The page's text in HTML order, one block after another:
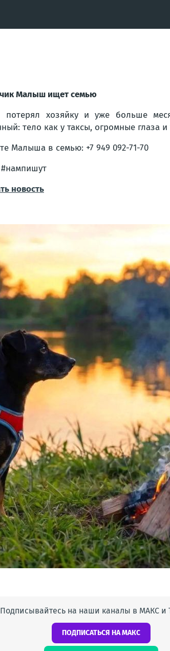
Малыш ищет семью
хозяйку и уже больше
тело как у таксы, огромные глаза
Малыша в семью: +7 949 092-71-70
#нампишут
новость
Подписывайтесь на наши каналы в МАКС и
ПОДПИСАТЬСЯ НА МАКС